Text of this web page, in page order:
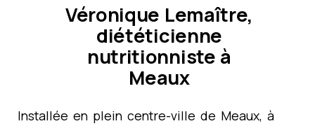
Véronique Lemaître,
diététicienne
nutritionniste à
Meaux
Installée en plein centre-ville de Meaux, à